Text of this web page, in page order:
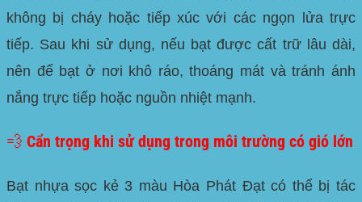
không bị cháy hoặc tiếp xúc với các ngọn lửa trực
tiếp. Sau khi sử dụng, nếu bạt được cất trữ lâu dài,
nên để bạt ở nơi khô ráo, thoáng mát và tránh ánh
nắng trực tiếp hoặc nguồn nhiệt mạnh.
💨 Cẩn trọng khi sử dụng trong môi trường có gió lớn
Bạt nhựa sọc kẻ 3 màu Hòa Phát Đạt có thể bị tác